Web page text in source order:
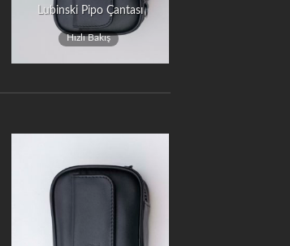
Lubinski Pipo Çantası
Hızlı Bakış